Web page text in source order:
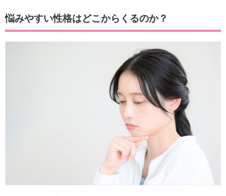
悩みやすい性格はどこからくるのか？